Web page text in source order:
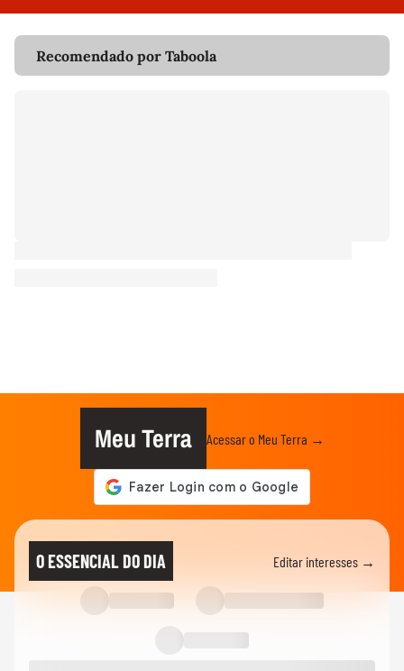
Recomendado por Taboola
Meu Terra Acessar o Meu Terra →
O ESSENCIAL DO DIA Editar interesses →